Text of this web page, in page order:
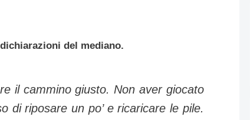
del mediano.
il cammino giusto. Non aver giocato
di riposare un po’ e ricaricare le pile.